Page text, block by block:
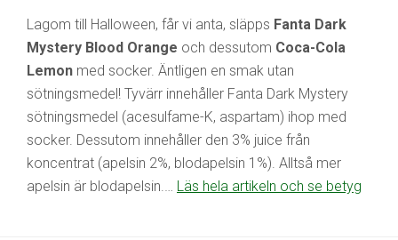
Lagom till Halloween, får vi anta, släpps Fanta Dark
Mystery Blood Orange och dessutom Coca-Cola
Lemon med socker. Äntligen en smak utan
sötningsmedel! Tyvärr innehåller Fanta Dark Mystery
sötningsmedel (acesulfame-K, aspartam) ihop med
socker. Dessutom innehåller den 3% juice från
koncentrat (apelsin 2%, blodapelsin 1%). Alltså mer
apelsin är blodapelsin.… Läs hela artikeln och se betyg